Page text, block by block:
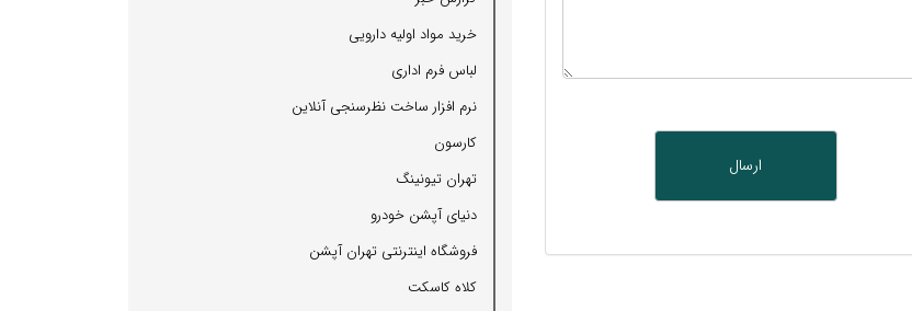
خرید مواد اولیه دارویی
لباس فرم اداری
نرم افزار ساخت نظرسنجی آنلاین
كارسون
تهران تیونینگ
دنیای آپشن خودرو
فروشگاه اینترنتی تهران آپشن
كلاه كاسكت